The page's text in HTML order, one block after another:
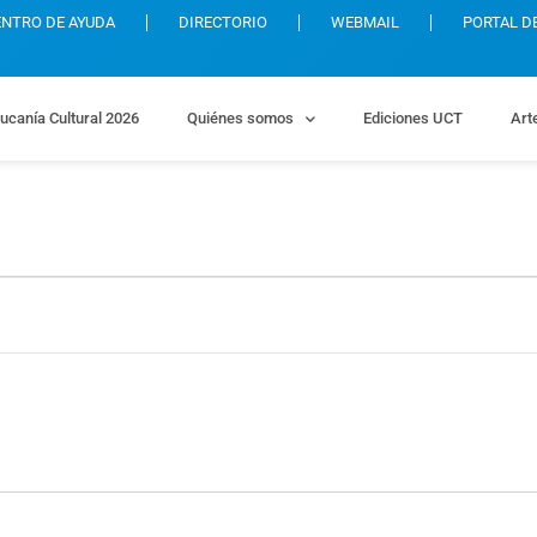
DE AYUDA DIRECTORIO WEBMAIL PORTAL
Cultural 2026 Quiénes somos Ediciones UCT